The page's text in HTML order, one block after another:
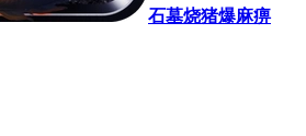
石墓烧猪爆麻痹